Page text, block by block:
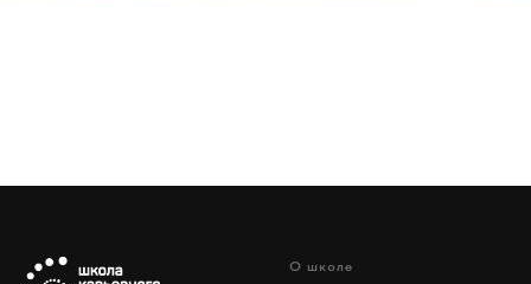
О школе